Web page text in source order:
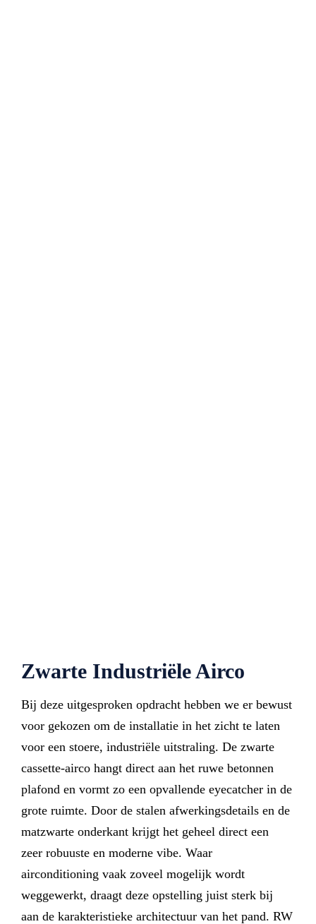
Zwarte Industriële Airco
Bij deze uitgesproken opdracht hebben we er bewust
voor gekozen om de installatie in het zicht te laten
voor een stoere, industriële uitstraling. De zwarte
cassette-airco hangt direct aan het ruwe betonnen
plafond en vormt zo een opvallende eyecatcher in de
grote ruimte. Door de stalen afwerkingsdetails en de
matzwarte onderkant krijgt het geheel direct een
zeer robuuste en moderne vibe. Waar
airconditioning vaak zoveel mogelijk wordt
weggewerkt, draagt deze opstelling juist sterk bij
aan de karakteristieke architectuur van het pand. RW